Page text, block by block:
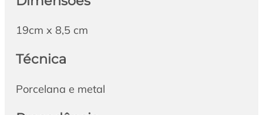
19cm x 8,5 cm
Técnica
Porcelana e metal